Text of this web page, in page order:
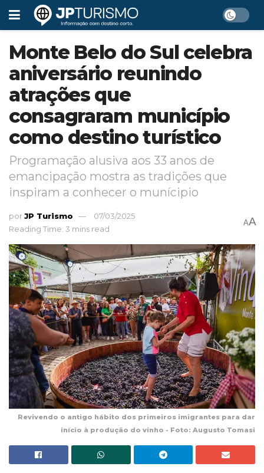
Monte Belo do Sul celebra
aniversário reunindo
atrações que
consagraram município
como destino turístico
Programação alusiva aos 33 anos de
emancipação mostra as tradições que
inspiram a conhecer o munícipio
porJP Turismo
07/03/2025
Reading Time: 3 mins read
AA
Revivendo o antigo hábito dos primeiros imigrantes para dar
início à produção do vinho - Foto: Augusto Tomasi